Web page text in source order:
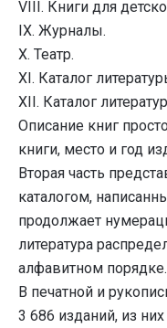
VIII. Книги для
IX. Журналы.
X. Театр.
XI. Каталог
XII. Каталог
Описание книг
книги, место и год
Вторая часть
каталогом,
продолжает
литература
алфавитном порядке.
В печатной и
3 686 изданий, из